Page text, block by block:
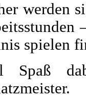
werden
spielen
Spaß